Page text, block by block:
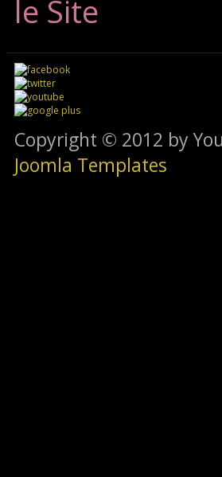
le Site
Copyright © 2012 by
Joomla Templates